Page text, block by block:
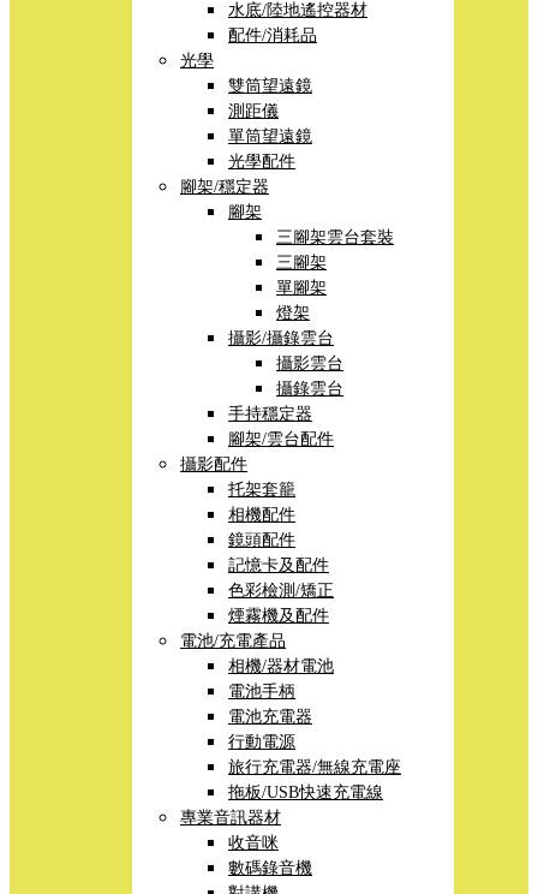
水底/陸地遙控器材
配件/消耗品
光學
雙筒望遠鏡
測距儀
單筒望遠鏡
光學配件
腳架/穩定器
腳架
三腳架雲台套裝
三腳架
單腳架
燈架
攝影/攝錄雲台
攝影雲台
攝錄雲台
手持穩定器
腳架/雲台配件
攝影配件
托架套籠
相機配件
鏡頭配件
記憶卡及配件
色彩檢測/矯正
煙霧機及配件
電池/充電產品
相機/器材電池
電池手柄
電池充電器
行動電源
旅行充電器/無線充電座
拖板/USB快速充電線
專業音訊器材
收音咪
數碼錄音機